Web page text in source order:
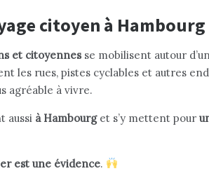
citoyen à Hambourg
et citoyennes se mobilisent autour
les rues, pistes cyclables et autres
agréable à vivre.
aussi à Hambourget s’y mettent pour
est une évidence.